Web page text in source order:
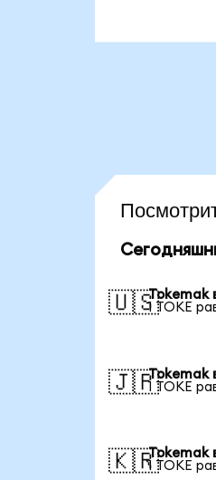
🇺🇸1 TOKE
🇯🇵Tokemak
1 TOKE
🇰🇷Tokemak
1 TOKE